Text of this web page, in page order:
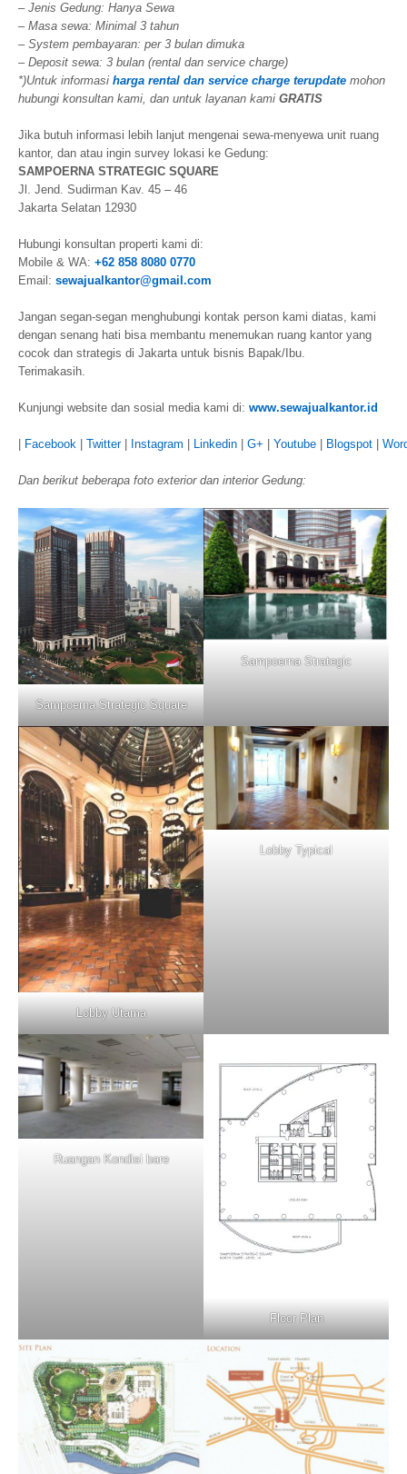
– Jenis Gedung: Hanya Sewa
– Masa sewa: Minimal 3 tahun
– System pembayaran: per 3 bulan dimuka
– Deposit sewa: 3 bulan (rental dan service charge)
*)Untuk informasi harga rental dan service charge terupdate mohon
hubungi konsultan kami, dan untuk layanan kami GRATIS
Jika butuh informasi lebih lanjut mengenai sewa-menyewa unit ruang
kantor, dan atau ingin survey lokasi ke Gedung:
SAMPOERNA STRATEGIC SQUARE
Jl. Jend. Sudirman Kav. 45 – 46
Jakarta Selatan 12930
Hubungi konsultan properti kami di:
Mobile & WA: +62 858 8080 0770
Email: sewajualkantor@gmail.com
Jangan segan-segan menghubungi kontak person kami diatas, kami
dengan senang hati bisa membantu menemukan ruang kantor yang
cocok dan strategis di Jakarta untuk bisnis Bapak/Ibu.
Terimakasih.
Kunjungi website dan sosial media kami di: www.sewajualkantor.id
Facebook Twitter| Instagram Linkedin G+ Youtube Blogspot
Dan berikut beberapa foto exterior dan interior Gedung:
Sampoerna Strategic Square
Sampoerna Strategic
Lobby Utama
Lobby Typical
Ruangan Kondisi bare
Floor Plan